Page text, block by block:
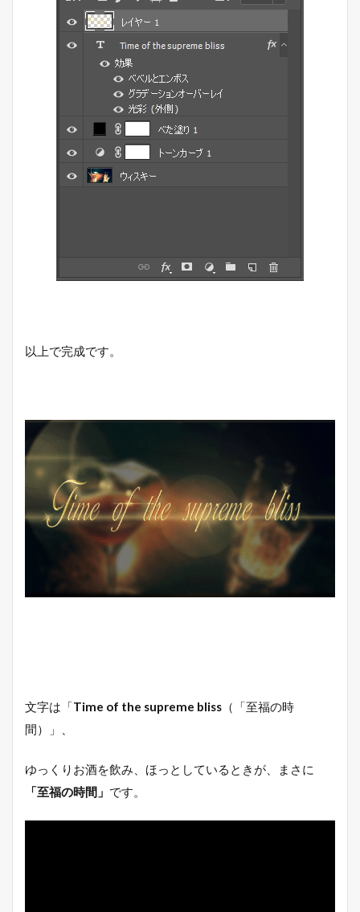
以上で完成です。
文字は「Time of the supreme bliss （「至福の時
間）」、
ゆっくりお酒を飲み、ほっとしているときが、まさに
「至福の時間」 です。